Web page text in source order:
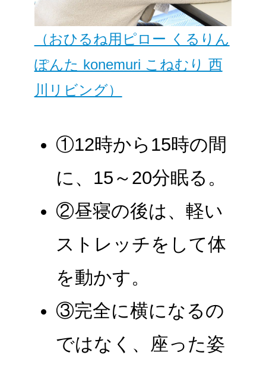
（おひるね用ピロー くるりん
ぽんた konemuri こねむり 西
川リビング）
①12時から15時の間
に、15～20分眠る。
②昼寝の後は、軽い
ストレッチをして体
を動かす。
③完全に横になるの
ではなく、座った姿